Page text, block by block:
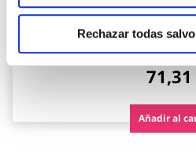
Rechazar todas
Cilindro scx plus leva larga,
5 llaves
Mcm
71,31
Añadir al